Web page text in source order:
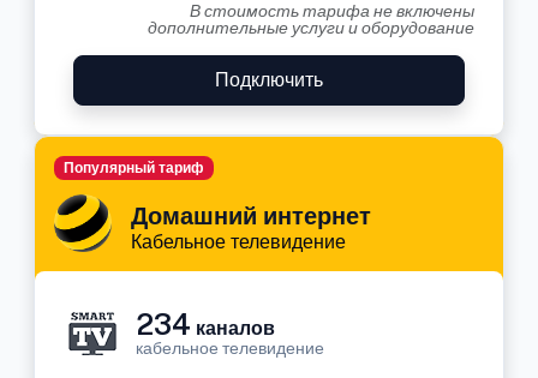
В стоимость тарифа не включены
дополнительные услуги и оборудование
Подключить
Домашний интернет
Кабельное телевидение
Популярный тариф
234 каналов
кабельное телевидение